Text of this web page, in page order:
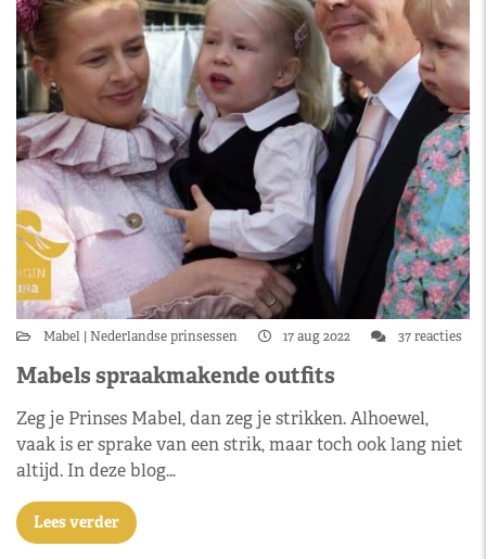
Mabel Nederlandse prinsessen 17 aug 2022 37 reacties
Mabels spraakmakende outfits
Zeg je Prinses Mabel, dan zeg je strikken. Alhoewel,
vaak is er sprake van een strik, maar toch ook lang niet
altijd. In deze blog…
Lees verder